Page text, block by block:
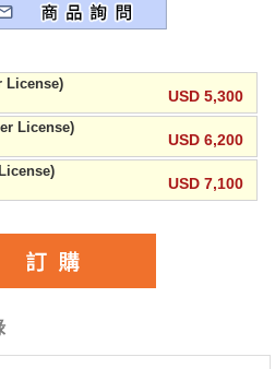
License)
USD 5,300
License)
USD 6,200
USD 7,100